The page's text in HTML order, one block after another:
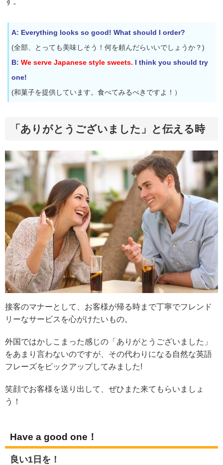
A: Everything looks so good! What should I order?
(全部、とっても美味しそう！何を頼んだらいいでしょうか？)
B: We serve Japanese style sweets. I think you should try
one!
(和菓子を提供しています。食べてみるべきですよ！）
「ありがとうございました」と伝える時
接客のマナーとして、お客様が帰る時まで丁寧でフレンド
リーなサービスを心がけたいもの。
外国ではかしこまった感じの「ありがとうございました」
をあまり言わないのですが、その代わりになる自然な英語
フレーズをピックアップしてみました!
笑顔でお客様を送り出して、ぜひまた来てもらいましょ
う！
Have a good one！
良い1日を！